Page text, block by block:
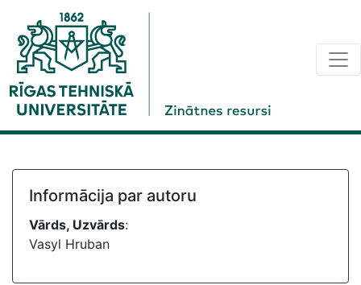
Informācija par autoru
Vārds, Uzvārds:
Vasyl Hruban